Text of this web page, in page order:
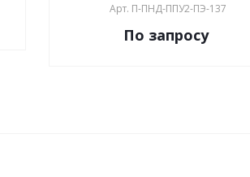
Арт. П-ПНД-ППУ2-ПЭ-137
По запросу